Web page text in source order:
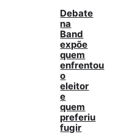
Debate
na
Band
expõe
quem
enfrentou
o
eleitor
e
quem
preferiu
fugir